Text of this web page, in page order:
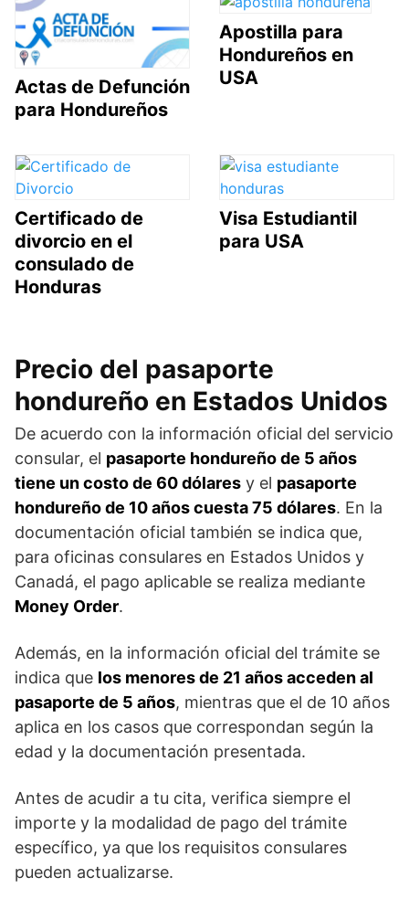
Actas de Defunción
para Hondureños
Apostilla para
Hondureños en
USA
Certificado de
divorcio en el
consulado de
Honduras
Visa Estudiantil
para USA
Precio del pasaporte
hondureño en Estados Unidos
De acuerdo con la información oficial del servicio
consular, el pasaporte hondureño de 5 años
tiene un costo de 60 dólares y el pasaporte
hondureño de 10 años cuesta 75 dólares. En la
documentación oficial también se indica que,
para oficinas consulares en Estados Unidos y
Canadá, el pago aplicable se realiza mediante
Money Order.
Además, en la información oficial del trámite se
indica que los menores de 21 años acceden al
pasaporte de 5 años, mientras que el de 10 años
aplica en los casos que correspondan según la
edad y la documentación presentada.
Antes de acudir a tu cita, verifica siempre el
importe y la modalidad de pago del trámite
específico, ya que los requisitos consulares
pueden actualizarse.